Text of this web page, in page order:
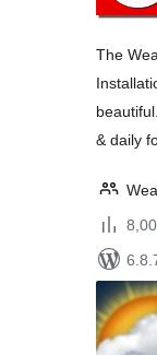
The
& daily